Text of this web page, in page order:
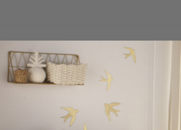
Doré de 1